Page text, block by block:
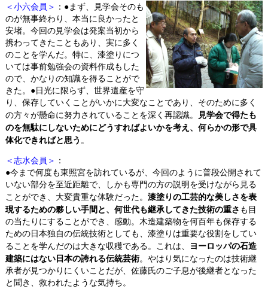
＜小六会員＞ ：●まず、見学会そのも
のが無事終わり、本当に良かったと
安堵。今回の見学会は発案当初から
携わってきたこともあり、実に多く
のことを学んだ。特に、漆塗りにつ
いては事前勉強会の資料作成もした
ので、かなりの知識を得ることがで
きた。●日光に限らず、世界遺産を守
り、保存していくことがいかに大変なことであり、そのために多く
の方々が懸命に努力されていることを深く再認識。 見学会で得たも
のを無駄にしないためにどうすればよいかを考え、何らかの形で具
体化できればと思う 。
＜志水会員＞ ：
●今まで何度も東照宮を訪れているが、今回のように普段公開されて
いない部分を至近距離で、しかも専門の方の説明を受けながら見る
ことができ、大変貴重な体験だった。 漆塗りの工芸的な美しさを表
現するための夥しい手間と、何世代も継承してきた技術の重さ も目
の当たりにすることができ、感動。木造建築物を何百年も保存する
ための日本独自の伝統技術としても、漆塗りは重要な役割をしてい
ることを学んだのは大きな収穫である。これは、
ヨーロッパの石造
建築にはない日本の誇れる伝統芸術。やはり気になったのは技術継
承者が見つかりにくいことだが、佐藤氏のご子息が後継者となった
と聞き、救われたような気持ち。